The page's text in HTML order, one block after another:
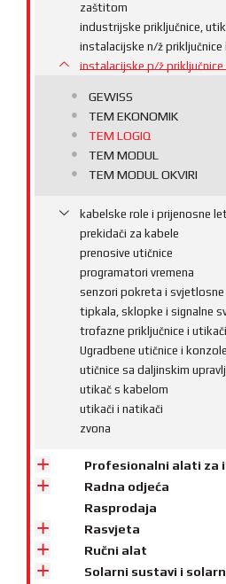
zaštitom
industrijske priključnice,
instalacijske n/ž priključnice
instalacijske p/ž
GEWISS
TEM EKONOMIK
TEM LOGIQ
TEM MODUL
TEM MODUL OKVIRI
kabelske role i prijenosne
prekidači za kabele
prenosive utičnice
programatori vremena
senzori pokreta i
tipkala, sklopke i signalne
trofazne priključnice i utikači
Ugradbene utičnice i konzole
utičnice sa daljinskim
utikač s kabelom
utikači i natikači
zvona
Profesionalni alati za
Radna odjeća
Rasprodaja
Rasvjeta
Ručni alat
Solarni sustavi i